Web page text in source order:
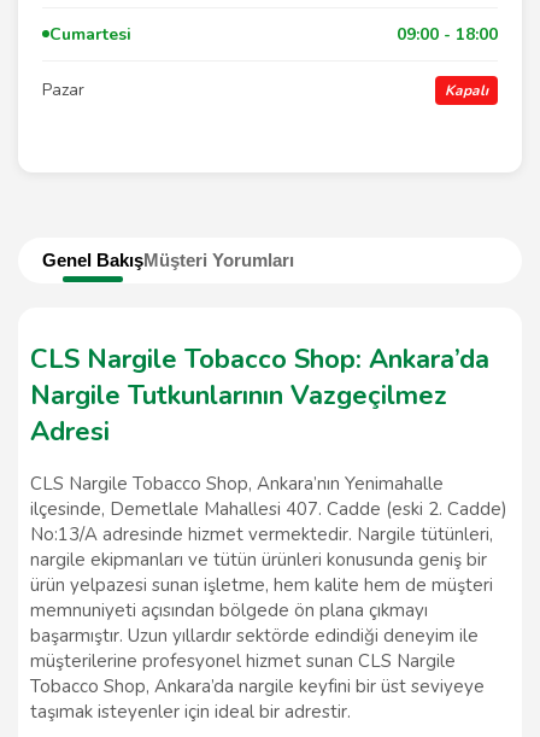
Genel BakışMüşteri Yorumları
CLS Nargile Tobacco Shop: Ankara’da
Nargile Tutkunlarının Vazgeçilmez
Adresi
CLS Nargile Tobacco Shop, Ankara’nın Yenimahalle
ilçesinde, Demetlale Mahallesi 407. Cadde (eski 2. Cadde)
No:13/A adresinde hizmet vermektedir. Nargile tütünleri,
nargile ekipmanları ve tütün ürünleri konusunda geniş bir
ürün yelpazesi sunan işletme, hem kalite hem de müşteri
memnuniyeti açısından bölgede ön plana çıkmayı
başarmıştır. Uzun yıllardır sektörde edindiği deneyim ile
müşterilerine profesyonel hizmet sunan CLS Nargile
Tobacco Shop, Ankara’da nargile keyfini bir üst seviyeye
taşımak isteyenler için ideal bir adrestir.
Cumartesi 09:00 - 18:00
Pazar Kapalı